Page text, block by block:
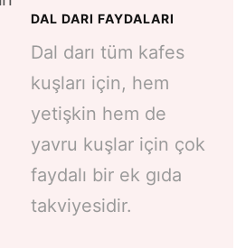
DAL DARI FAYDALARI
Dal darı tüm kafes
kuşları için, hem
yetişkin hem de
yavru kuşlar için çok
faydalı bir ek gıda
takviyesidir.